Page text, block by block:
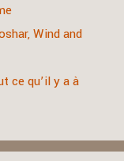
Wind and
ce qu’il y a à